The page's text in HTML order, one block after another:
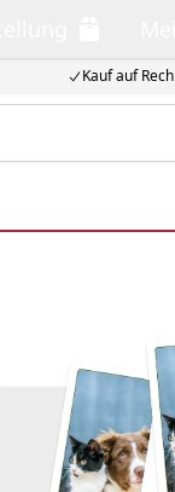
Kauf auf